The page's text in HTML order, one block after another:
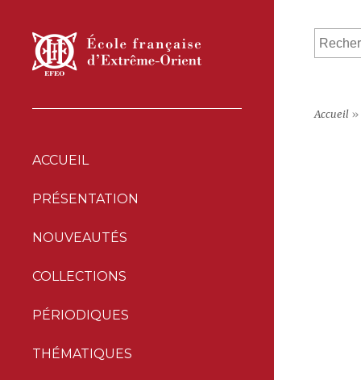
ACCUEIL
PRÉSENTATION
NOUVEAUTÉS
COLLECTIONS
PÉRIODIQUES
THÉMATIQUES
Accueil »